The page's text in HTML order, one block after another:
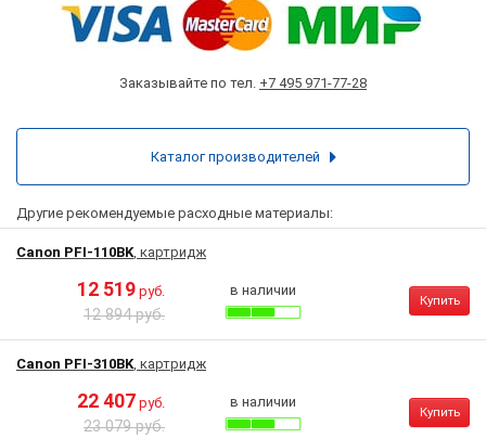
Заказывайте по тел. +7 495 971-77-28
Другие рекомендуемые расходные материалы:
Canon PFI-110BK, картридж
12 519 руб.
12 894 руб.
в наличии
Купить
Canon PFI-310BK, картридж
22 407 руб.
23 079 руб.
в наличии
Купить